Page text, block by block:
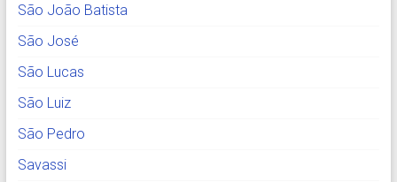
São João Batista
São José
São Lucas
São Luiz
São Pedro
Savassi